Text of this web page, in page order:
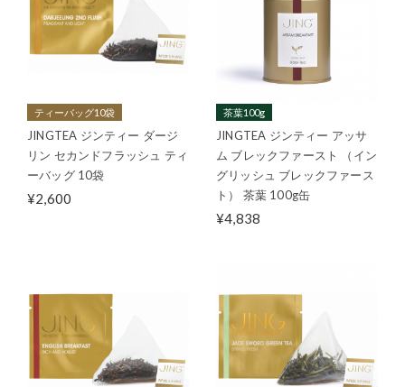
ティーバッグ10袋
JINGTEA ジンティー ダージ
リン セカンドフラッシュ ティ
ーバッグ 10袋
¥2,600
茶葉100g
JINGTEA ジンティー アッサ
ム ブレックファースト （イン
グリッシュ ブレックファース
ト） 茶葉 100g缶
¥4,838